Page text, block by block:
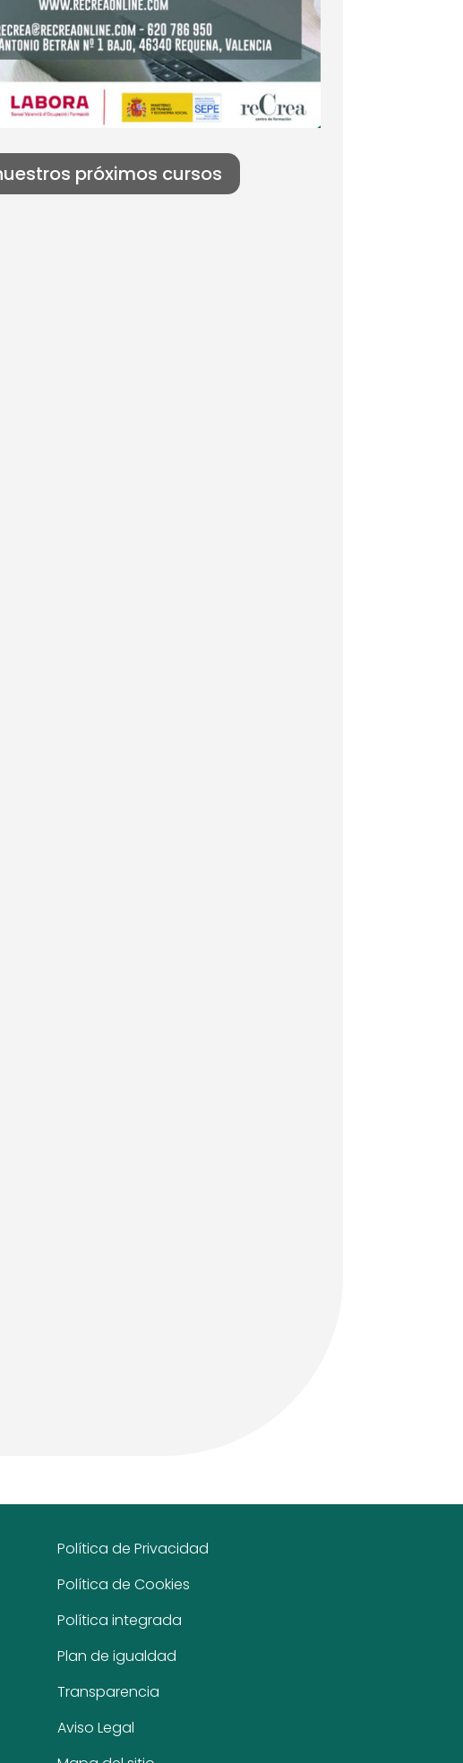
próximos cursos
Política de Privacidad
Política de Cookies
Política integrada
Plan de igualdad
Transparencia
Aviso Legal